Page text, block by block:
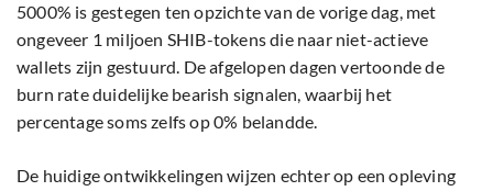
5000% is gestegen ten opzichte van de vorige dag, met
ongeveer 1 miljoen SHIB-tokens die naar niet-actieve
wallets zijn gestuurd. De afgelopen dagen vertoonde de
burn rate duidelijke bearish signalen, waarbij het
percentage soms zelfs op 0% belandde.
De huidige ontwikkelingen wijzen echter op een opleving